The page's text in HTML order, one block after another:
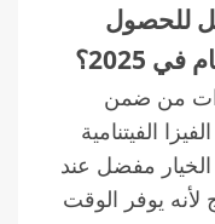
للحصول
2025؟
من ضمن
الفيتنامية
عام 2025. وهذا الخيار مفضل عند
لأنه يوفر الوقت